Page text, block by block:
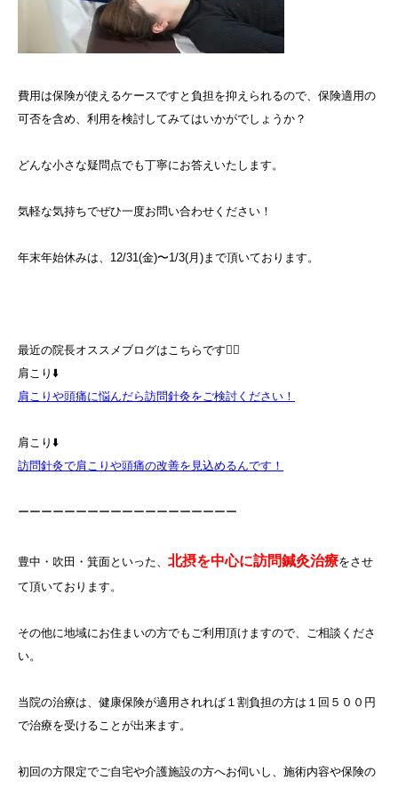
費用は保険が使えるケースですと負担を抑えられるので、保険適用の
可否を含め、利用を検討してみてはいかがでしょうか？
どんな小さな疑問点でも丁寧にお答えいたします。
気軽な気持ちでぜひ一度お問い合わせください！
年末年始休みは、12/31(金)〜1/3(月)まで頂いております。
最近の院長オススメブログはこちらです💁‍♀️
肩こり⬇️
肩こりや頭痛に悩んだら訪問針灸をご検討ください！
肩こり⬇️
訪問針灸で肩こりや頭痛の改善を見込めるんです！
ーーーーーーーーーーーーーーーーーーー
豊中・吹田・箕面といった、 北摂を中心に訪問鍼灸治療をさせ
て頂いております。
その他に地域にお住まいの方でもご利用頂けますので、ご相談くださ
い。
当院の治療は、健康保険が適用されれば１割負担の方は１回５００円
で治療を受けることが出来ます。
初回の方限定でご自宅や介護施設の方へお伺いし、施術内容や保険の